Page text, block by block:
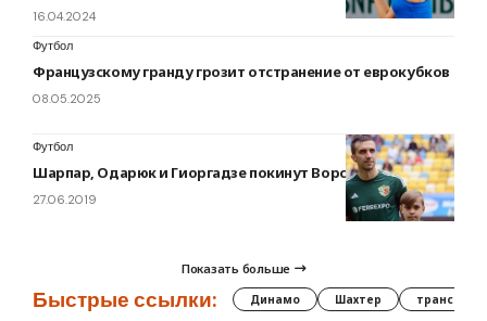
16.04.2024
Футбол
Французскому гранду грозит отстранение от еврокубков
08.05.2025
Футбол
Шарпар, Одарюк и Гиоргадзе покинут Ворсклу
27.06.2019
Показать больше
Быстрые ссылки: Динамо Шахтер трансферы